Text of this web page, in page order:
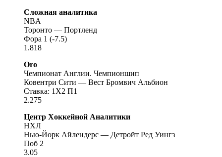
Сложная аналитика
NBA
Торонто — Портленд
Фора 1 (-7.5)
1.818
Oro
Чемпионат Англии. Чемпионшип
Ковентри Сити — Вест Бромвич Альбион
Ставка: 1Х2 П1
2.275
Центр Хоккейной Аналитики
НХЛ
Нью-Йорк Айлендерс — Детройт Ред Уингз
Поб 2
3.05